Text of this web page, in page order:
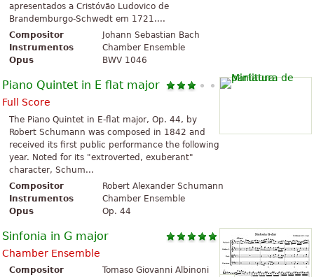
apresentados a Cristóvão Ludovico de
Brandemburgo-Schwedt em 1721....
Compositor
Johann Sebastian Bach
Instrumentos
Chamber Ensemble
Opus
BWV 1046
Piano Quintet in E flat major
Full Score
The Piano Quintet in E-flat major, Op. 44, by
Robert Schumann was composed in 1842 and
received its first public performance the following
year. Noted for its "extroverted, exuberant"
character, Schum...
Compositor
Robert Alexander Schumann
Instrumentos
Chamber Ensemble
Opus
Op. 44
Sinfonia in G major
Chamber Ensemble
Compositor
Tomaso Giovanni Albinoni